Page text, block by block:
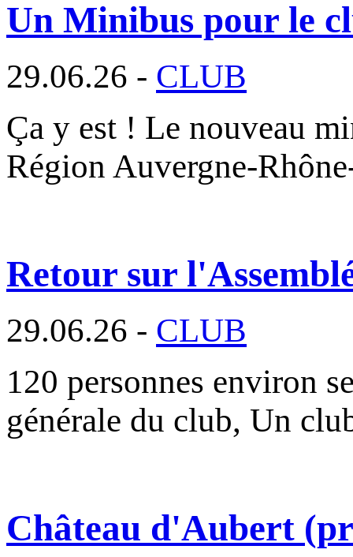
Un Minibus pour le
29.06.26 - CLUB
Ça y est ! Le nouveau
Région Auvergne-
Retour sur
29.06.26 - CLUB
120 personnes environ
générale du club, Un
Château d'Aubert